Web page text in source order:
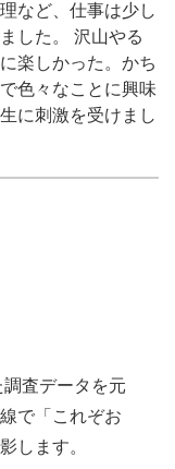
など、仕事は少し
した。 沢山やる
楽しかった。かち
色々なことに興味
に刺激を受けまし
査データを元
で「これぞお
します。